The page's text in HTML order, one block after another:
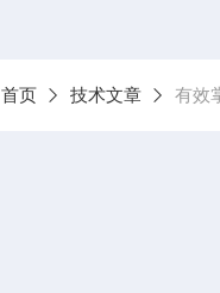
首页 技术文章 有效